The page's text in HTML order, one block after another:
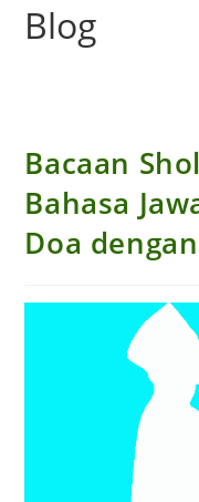
Blog
Bacaan
Bahasa
Doa